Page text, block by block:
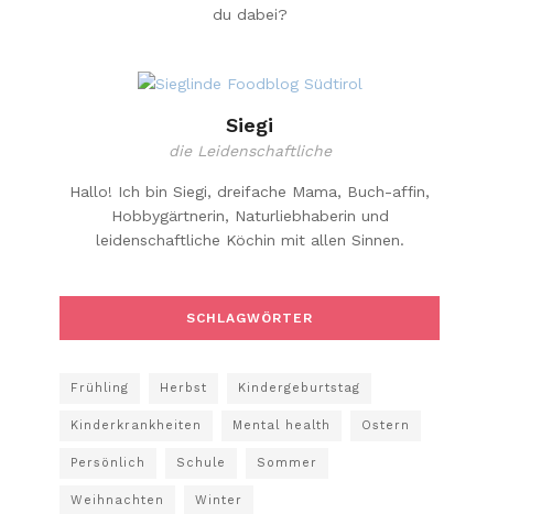
du dabei?
Siegi
die Leidenschaftliche
Hallo! Ich bin Siegi, dreifache Mama, Buch-affin,
Hobbygärtnerin, Naturliebhaberin und
leidenschaftliche Köchin mit allen Sinnen.
SCHLAGWÖRTER
Frühling Herbst Kindergeburtstag
Kinderkrankheiten Mental health Ostern
Persönlich Schule Sommer
Weihnachten Winter